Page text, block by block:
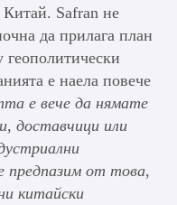
Safran не
да прилага план
геополитически
е наела повече
е вече да нямате
доставчици или
предпазим от това,
китайски